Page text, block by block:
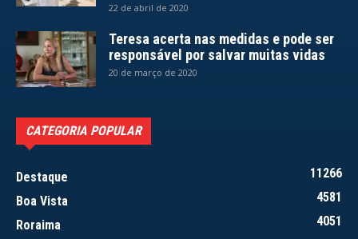
22 de abril de 2020
Teresa acerta nas medidas e pode ser
responsável por salvar muitas vidas
20 de março de 2020
CATEGORIA POPULAR
Destaque
11266
Boa Vista
4581
Roraima
4051